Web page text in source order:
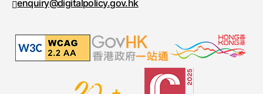
enquiry@digitalpolicy.gov.hk